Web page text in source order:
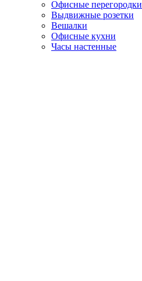
Офисные перегородки
Выдвижные розетки
Вешалки
Офисные кухни
Часы настенные